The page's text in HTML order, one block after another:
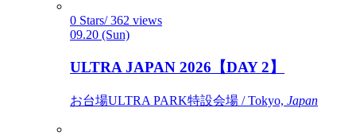
0 Stars/ 362 views
09.20 (Sun)
ULTRA JAPAN 2026【DAY 2】
お台場ULTRA PARK特設会場 / Tokyo, Japan